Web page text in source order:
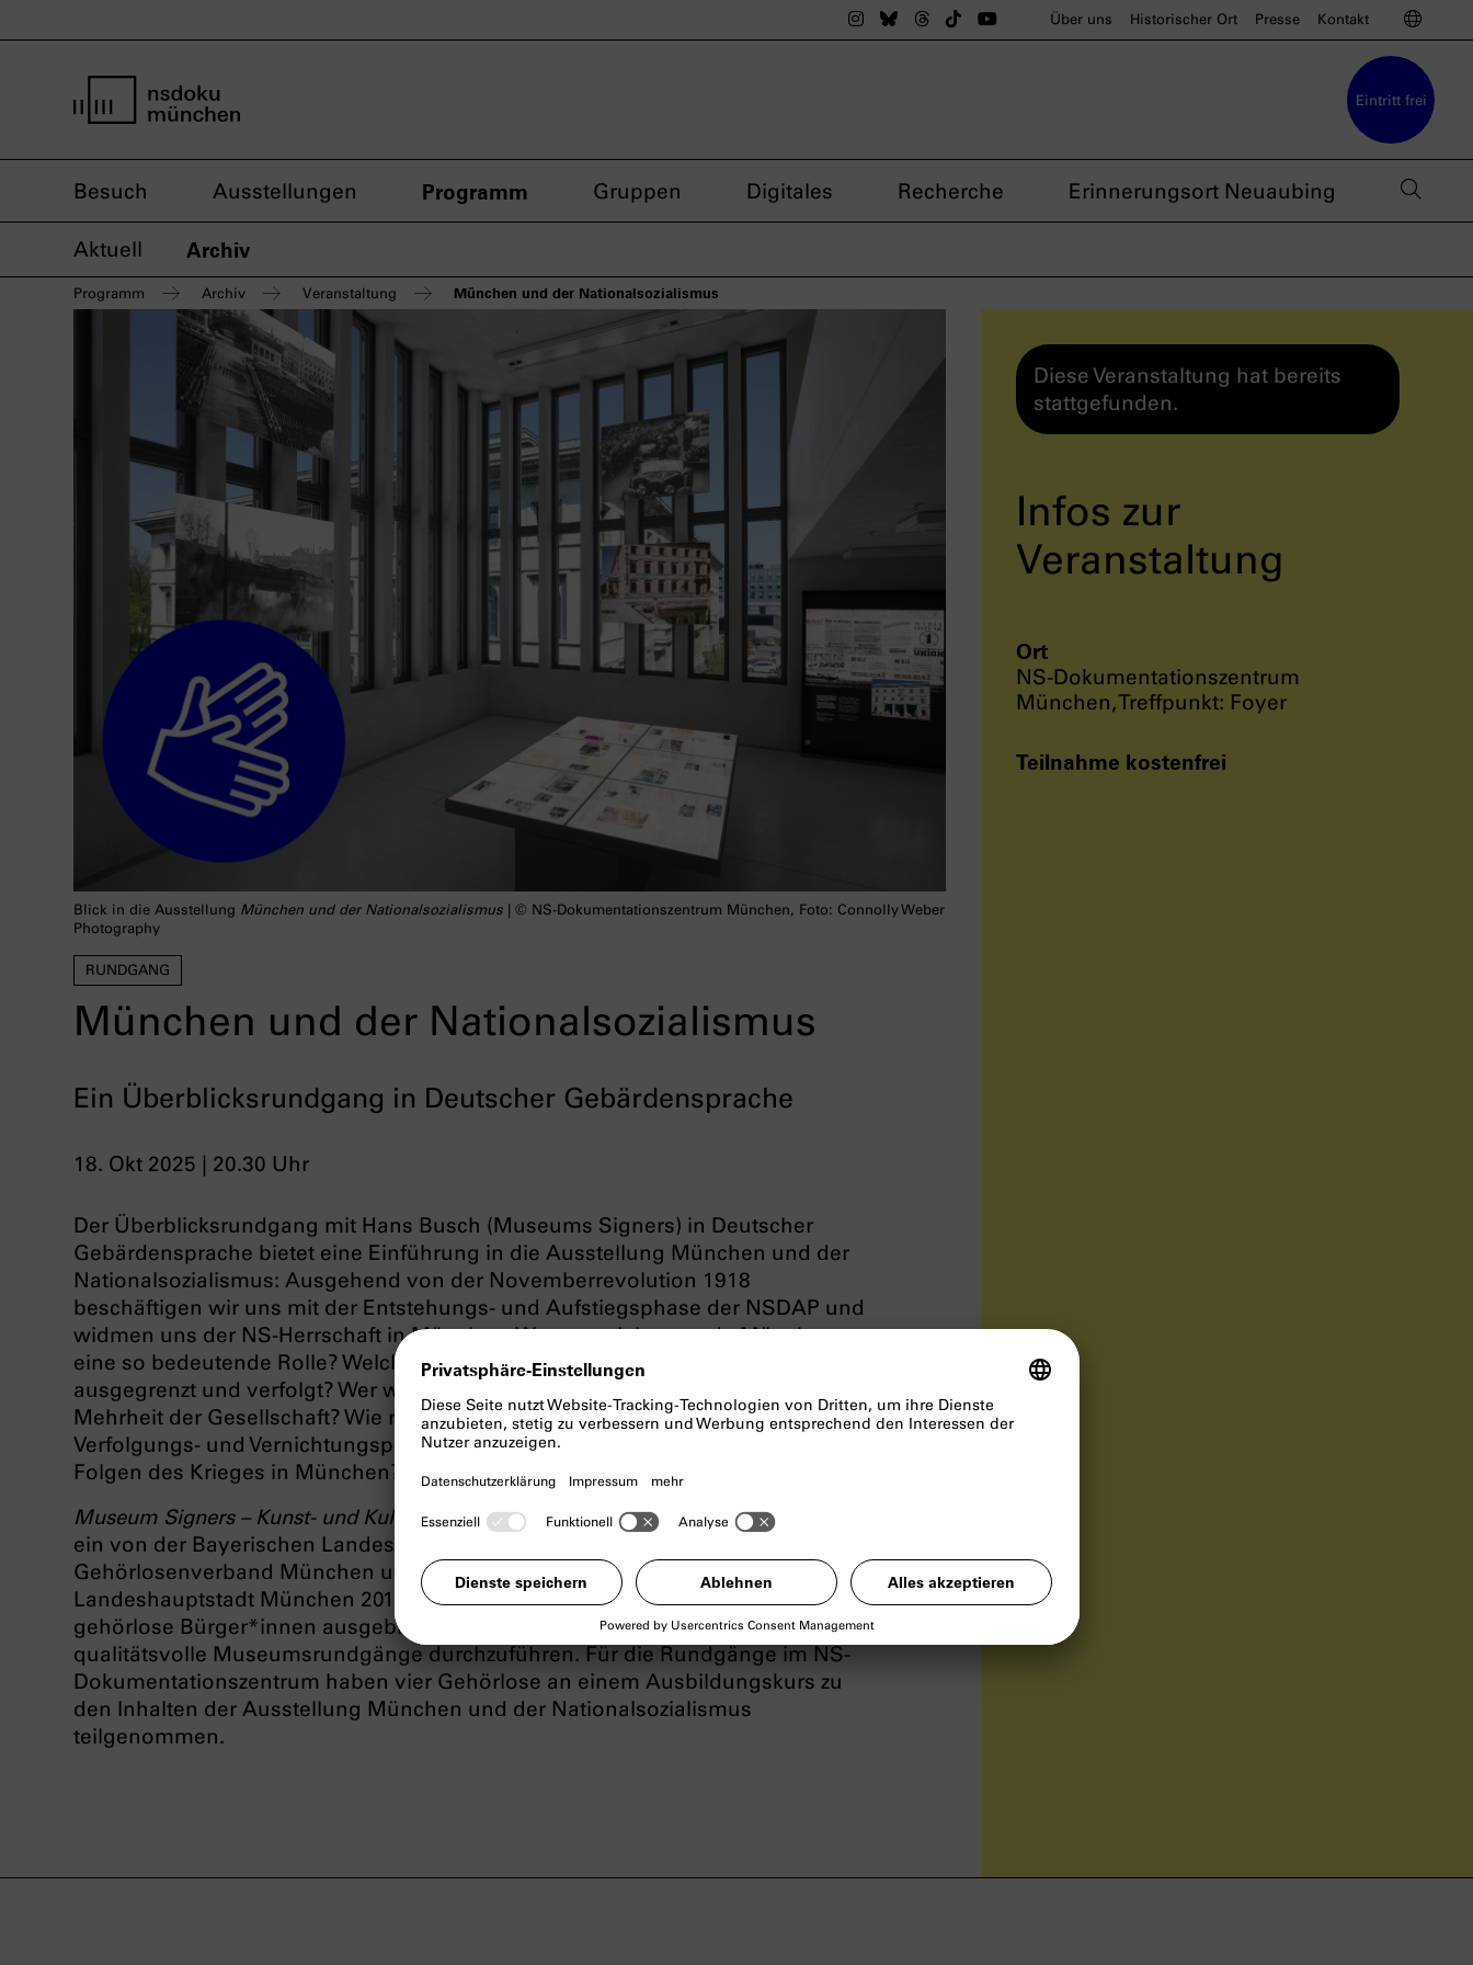
Das nsdoku München auf Instagram
Das nsdoku München auf BlueSky
Das nsdoku München auf Threads
Das nsdoku München auf TikTok
Das nsdoku München auf YouTube
Über uns Historischer Ort Presse Kontakt
Eintritt frei
Besuch Ausstellungen Programm Gruppen Digitales Recherche Erinnerungsort Neuaubing
Aktuell Archiv
Programm Archiv Veranstaltung München und der Nationalsozialismus
RUNDGANG
München und der Nationalsozialismus
Ein Überblicksrundgang in Deutscher Gebärdensprache
18. Okt 2025 | 20.30 Uhr
Blick in die Ausstellung München und der Nationalsozialismus | © NS-Dokumentationszentrum München, Foto: Connolly Weber
Photography
Der Überblicksrundgang mit Hans Busch (Museums Signers) in Deutscher
Gebärdensprache bietet eine Einführung in die Ausstellung München und der
Nationalsozialismus: Ausgehend von der Novemberrevolution 1918
beschäftigen wir uns mit der Entstehungs- und Aufstiegsphase der NSDAP und
widmen uns der NS-Herrschaft in München. Warum spielte gerade München
eine so bedeutende Rolle? Welche Personengruppen wurden in der NS-Zeit
ausgegrenzt und verfolgt? Wer war dafür verantwortlich und wie verhielt sich die
Mehrheit der Gesellschaft? Wie radikalisierte sich die nationalsozialistische
Verfolgungs- und Vernichtungspolitik im Zweiten Weltkrieg und was waren die
Folgen des Krieges in München?
Museum Signers – Kunst- und Kulturvermittlung in Deutscher Gebärdensprache
ein von der Bayerischen Landesstelle für nichtstaatliche Museen, dem
Gehörlosenverband München und Umland e.V. und dem Kulturreferat der
Landeshauptstadt München 2019 ins Leben gerufene Projekt, in dem zehn
gehörlose Bürger*innen ausgebildet wurden, im Sinne des Peer-to-Peer-Prinzips
qualitätsvolle Museumsrundgänge durchzuführen. Für die Rundgänge im NS-
Dokumentationszentrum haben vier Gehörlose an einem Ausbildungskurs zu
den Inhalten der Ausstellung München und der Nationalsozialismus
teilgenommen.
Diese Veranstaltung hat bereits
stattgefunden.
Infos zur
Veranstaltung
Ort
NS-Dokumentationszentrum
München, Treffpunkt: Foyer
Teilnahme kostenfrei